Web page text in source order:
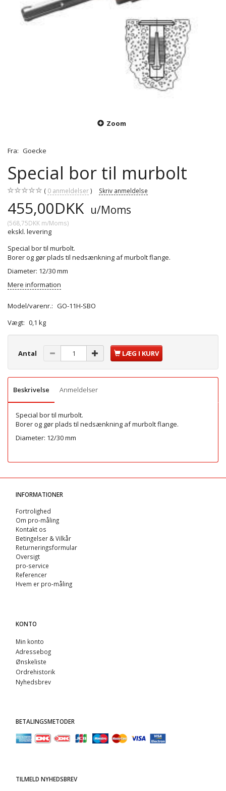
Zoom
Fra: Goecke
Special bor til murbolt
0 anmeldelser Skriv anmeldelse
455,00DKK u/Moms
(568,75DKK m/Moms)
ekskl. levering
Special bor til murbolt.
Borer og gør plads til nedsænkning af murbolt flange.
Diameter: 12/30 mm
Mere information
Model/varenr.: GO-11H-SBO
Vægt: 0,1 kg
Antal LÆG I KURV
Beskrivelse Anmeldelser
Special bor til murbolt.
Borer og gør plads til nedsænkning af murbolt flange.
Diameter: 12/30 mm
INFORMATIONER
Fortrolighed
Om pro-måling
Kontakt os
Betingelser & Vilkår
Returneringsformular
Oversigt
pro-service
Referencer
Hvem er pro-måling
KONTO
Min konto
Adressebog
Ønskeliste
Ordrehistorik
Nyhedsbrev
BETALINGSMETODER
TILMELD NYHEDSBREV